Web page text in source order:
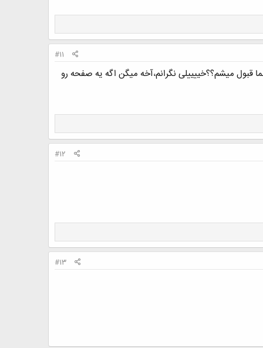
#11
قبول میشم؟؟خییییلی نگرانم،آخه میگن اگه یه صفحه رو
#12
#13